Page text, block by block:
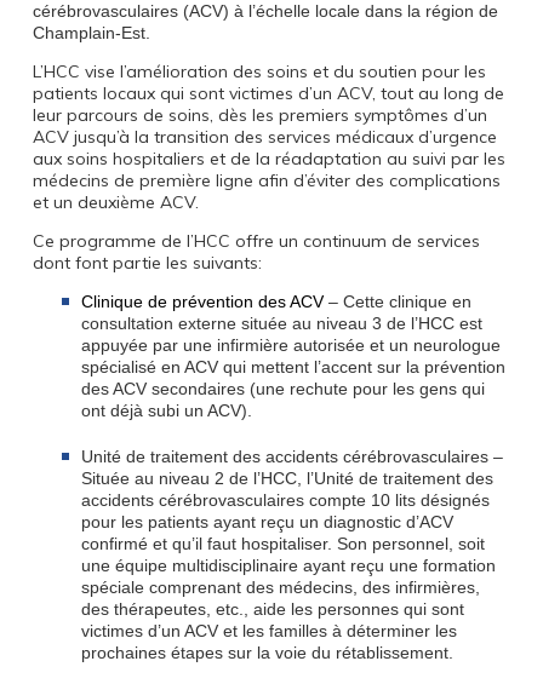
cérébrovasculaires (ACV) à l’échelle locale dans la région de
Champlain-Est.
L’HCC vise l’amélioration des soins et du soutien pour les
patients locaux qui sont victimes d’un ACV, tout au long de
leur parcours de soins, dès les premiers symptômes d’un
ACV jusqu’à la transition des services médicaux d’urgence
aux soins hospitaliers et de la réadaptation au suivi par les
médecins de première ligne afin d’éviter des complications
et un deuxième ACV.
Ce programme de l’HCC offre un continuum de services
dont font partie les suivants:
Clinique de prévention des ACV – Cette clinique en
consultation externe située au niveau 3 de l’HCC est
appuyée par une infirmière autorisée et un neurologue
spécialisé en ACV qui mettent l’accent sur la prévention
des ACV secondaires (une rechute pour les gens qui
ont déjà subi un ACV).
Unité de traitement des accidents cérébrovasculaires–
Située au niveau 2 de l’HCC, l’Unité de traitement des
accidents cérébrovasculaires compte 10 lits désignés
pour les patients ayant reçu un diagnostic d’ACV
confirmé et qu’il faut hospitaliser. Son personnel, soit
une équipe multidisciplinaire ayant reçu une formation
spéciale comprenant des médecins, des infirmières,
des thérapeutes, etc., aide les personnes qui sont
victimes d’un ACV et les familles à déterminer les
prochaines étapes sur la voie du rétablissement.